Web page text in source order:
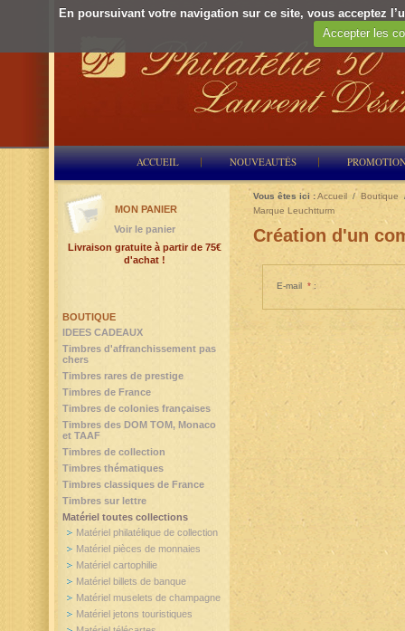
En poursuivant votre navigation sur ce site, vous acceptez
Accepter les
ACCUEIL NOUVEAUTÉS
Vous êtes ici :Accueil / Boutique
Marque Leuchtturm
Création d'un
E-mail * :
BOUTIQUE
IDEES CADEAUX
Timbres d'affranchissement pas
chers
Timbres rares de prestige
Timbres de France
Timbres de colonies françaises
Timbres des DOM TOM, Monaco
et TAAF
Timbres de collection
Timbres thématiques
Timbres classiques de France
Timbres sur lettre
Matériel toutes collections
Matériel philatélique de collection
Matériel pièces de monnaies
Matériel cartophilie
Matériel billets de banque
Matériel muselets de champagne
Matériel jetons touristiques
MON PANIER
Voir le panier
Livraison gratuite à partir de 75€
d'achat !